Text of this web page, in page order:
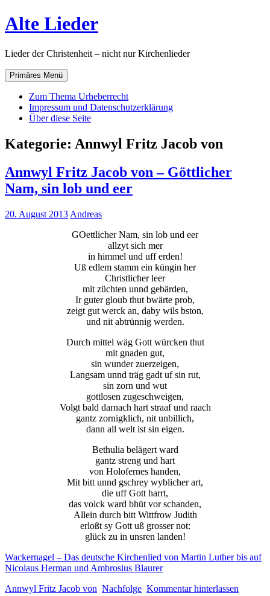
Zum
Inhalt
Alte Lieder
Lieder der Christenheit – nicht nur Kirchenlieder
Primäres Menü
Zum Thema Urheberrecht
Impressum und Datenschutzerklärung
Über diese Seite
Kategorie: Annwyl Fritz Jacob von
Annwyl Fritz Jacob von – Göttlicher
Nam, sin lob und eer
20. August 2013 Andreas
GOettlicher Nam, sin lob und eer
allzyt sich mer
in himmel und uff erden!
Uß edlem stamm ein küngin her
Christlicher leer
mit züchten unnd gebärden,
Ir guter gloub thut bwärte prob,
zeigt gut werck an, daby wils bston,
und nit abtrünnig werden.
Durch mittel wäg Gott würcken thut
mit gnaden gut,
sin wunder zuerzeigen,
Langsam unnd träg gadt uf sin rut,
sin zorn und wut
gottlosen zugeschweigen,
Volgt bald darnach hart straaf und raach
gantz zornigklich, nit unbillich,
dann all welt ist sin eigen.
Bethulia belägert ward
gantz streng und hart
von Holofernes handen,
Mit bitt unnd gschrey wyblicher art,
die uff Gott harrt,
das volck ward bhüt vor schanden,
Allein durch bitt Wittfrow Judith
erloßt sy Gott uß grosser not:
glück zu in unsren landen!
Wackernagel – Das deutsche Kirchenlied von Martin Luther bis auf
Nicolaus Herman und Ambrosius Blaurer
Annwyl Fritz Jacob von Nachfolge Kommentar hinterlassen